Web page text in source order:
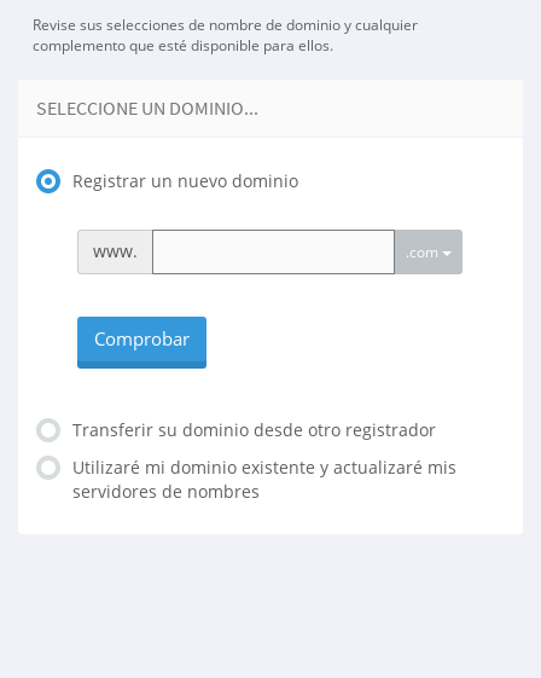
Revise sus selecciones de nombre de dominio y cualquier
complemento que esté disponible para ellos.
SELECCIONE UN DOMINIO...
Registrar un nuevo dominio
www. .com
Comprobar
Transferir su dominio desde otro registrador
Utilizaré mi dominio existente y actualizaré mis
servidores de nombres